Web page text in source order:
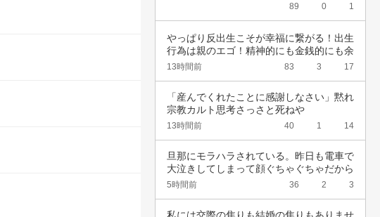
89 0 1
やっぱり反出生こそが幸福に繋がる！出生
行為は親のエゴ！精神的にも金銭的にも余
裕ないく…
13時間前 83 3 17
「産んでくれたことに感謝しなさい」黙れ
宗教カルト思考さっさと死ねや
13時間前 40 1 14
旦那にモラハラされている。昨日も電車で
大泣きしてしまって顔ぐちゃぐちゃだから
会社休ん…
5時間前 36 2 3